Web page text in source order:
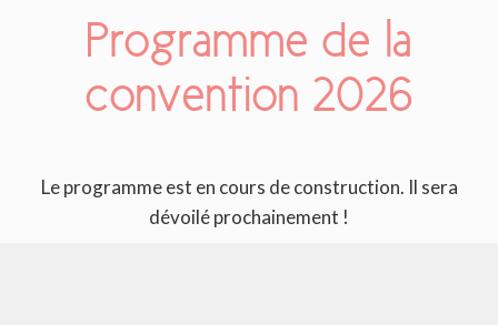
Programme de la
convention 2026
Le programme est en cours de construction. Il sera
dévoilé prochainement !